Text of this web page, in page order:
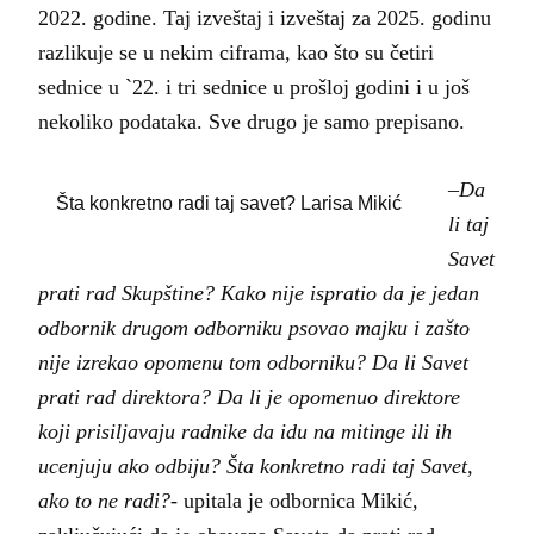
2022. godine. Taj izveštaj i izveštaj za 2025. godinu
razlikuje se u nekim ciframa, kao što su četiri
sednice u `22. i tri sednice u prošloj godini i u još
nekoliko podataka. Sve drugo je samo prepisano.
Šta konkretno radi taj savet? Larisa Mikić
–Da
li taj
Savet
prati rad Skupštine? Kako nije ispratio da je jedan
odbornik drugom odborniku psovao majku i zašto
nije izrekao opomenu tom odborniku? Da li Savet
prati rad direktora? Da li je opomenuo direktore
koji prisiljavaju radnike da idu na mitinge ili ih
ucenjuju ako odbiju? Šta konkretno radi taj Savet,
ako to ne radi?- upitala je odbornica Mikić,